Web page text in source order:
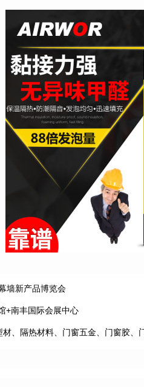
墙新产品博览会
+南丰国际会展中心
、隔热材料、门窗五金、门窗胶、